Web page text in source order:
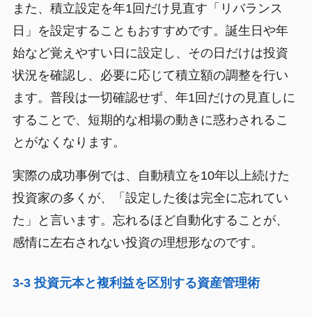
また、積立設定を年1回だけ見直す「リバランス
日」を設定することもおすすめです。誕生日や年
始など覚えやすい日に設定し、その日だけは投資
状況を確認し、必要に応じて積立額の調整を行い
ます。普段は一切確認せず、年1回だけの見直しに
することで、短期的な相場の動きに惑わされるこ
とがなくなります。
実際の成功事例では、自動積立を10年以上続けた
投資家の多くが、「設定した後は完全に忘れてい
た」と言います。忘れるほど自動化することが、
感情に左右されない投資の理想形なのです。
3-3 投資元本と複利益を区別する資産管理術